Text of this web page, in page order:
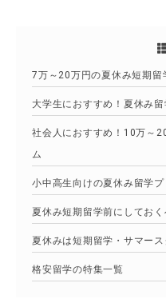
7万～20万円の夏休み短期留
大学生におすすめ！夏休み
社会人におすすめ！10万～
ム
小中高生向けの夏休み留学プ
夏休み短期留学前にしておく
夏休みは短期留学・サマー
格安留学の特集一覧